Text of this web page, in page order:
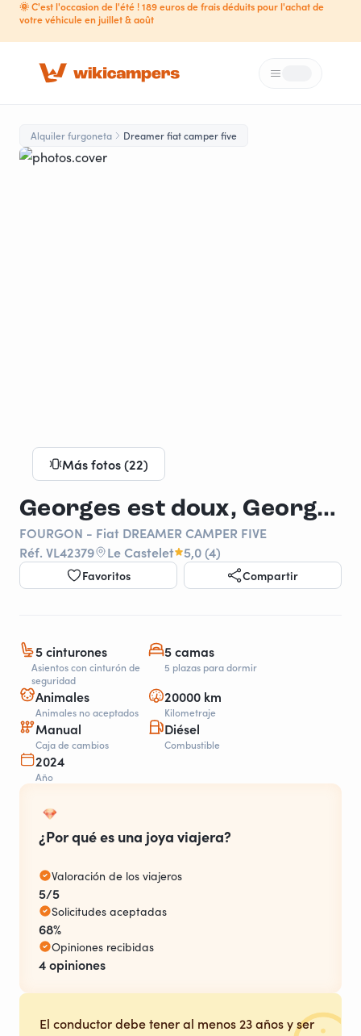
🌞 C'est l'occasion de l'été ! 189 euros de frais déduits pour l'achat de
votre véhicule en juillet & août
Loading...
Alquiler furgoneta Dreamer fiat camper five
Más fotos (22)
Georges est doux, Georges est frais, et vraiment très pratique
FOURGON - Fiat DREAMER CAMPER FIVE
Réf. VL42379
Le Castelet 5,0 (4)
Favoritos Compartir
5 cinturones
Asientos con cinturón de
seguridad
5 camas
5 plazas para dormir
Animales
Animales no aceptados
20000 km
Kilometraje
Manual
Caja de cambios
Diésel
Combustible
2024
Año
¿Por qué es una joya viajera?
Valoración de los viajeros
5/5
Solicitudes aceptadas
68%
Opiniones recibidas
4 opiniones
El conductor debe tener al menos 23 años y ser